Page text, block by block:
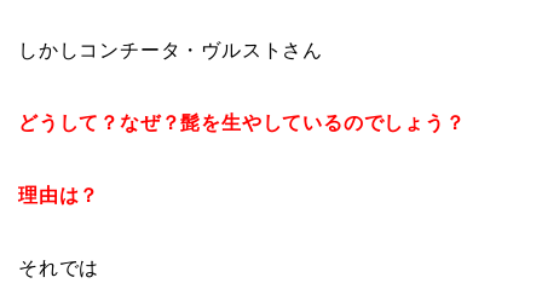
しかしコンチータ・ヴルストさん
どうして？なぜ？髭を生やしているのでしょう？
理由は？
それでは